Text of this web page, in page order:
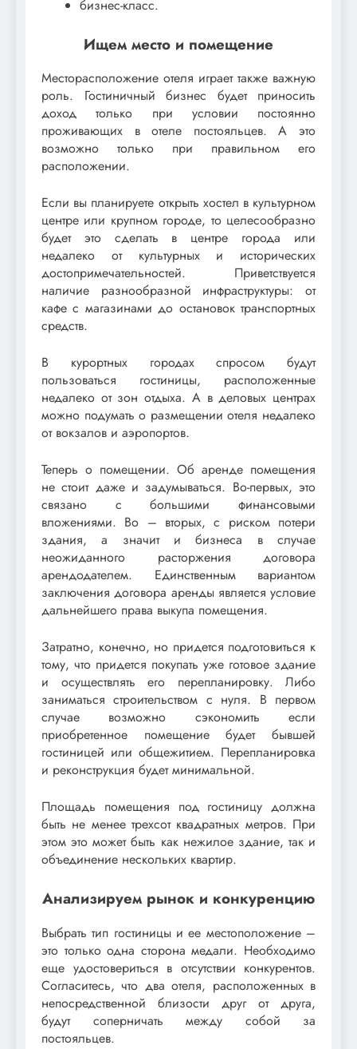
бизнес-класс.
Ищем место и помещение
Месторасположение отеля играет также важную
роль. Гостиничный бизнес будет приносить
доход только при условии постоянно
проживающих в отеле постояльцев. А это
возможно только при правильном его
расположении.
Если вы планируете открыть хостел в культурном
центре или крупном городе, то целесообразно
будет это сделать в центре города или
недалеко от культурных и исторических
достопримечательностей. Приветствуется
наличие разнообразной инфраструктуры: от
кафе с магазинами до остановок транспортных
средств.
В курортных городах спросом будут
пользоваться гостиницы, расположенные
недалеко от зон отдыха. А в деловых центрах
можно подумать о размещении отеля недалеко
от вокзалов и аэропортов.
Теперь о помещении. Об аренде помещения
не стоит даже и задумываться. Во-первых, это
связано с большими финансовыми
вложениями. Во – вторых, с риском потери
здания, а значит и бизнеса в случае
неожиданного расторжения договора
арендодателем. Единственным вариантом
заключения договора аренды является условие
дальнейшего права выкупа помещения.
Затратно, конечно, но придется подготовиться к
тому, что придется покупать уже готовое здание
и осуществлять его перепланировку. Либо
заниматься строительством с нуля. В первом
случае возможно сэкономить если
приобретенное помещение будет бывшей
гостиницей или общежитием. Перепланировка
и реконструкция будет минимальной.
Площадь помещения под гостиницу должна
быть не менее трехсот квадратных метров. При
этом это может быть как нежилое здание, так и
объединение нескольких квартир.
Анализируем рынок и конкуренцию
Выбрать тип гостиницы и ее местоположение –
это только одна сторона медали. Необходимо
еще удостовериться в отсутствии конкурентов.
Согласитесь, что два отеля, расположенных в
непосредственной близости друг от друга,
будут соперничать между собой за
постояльцев.